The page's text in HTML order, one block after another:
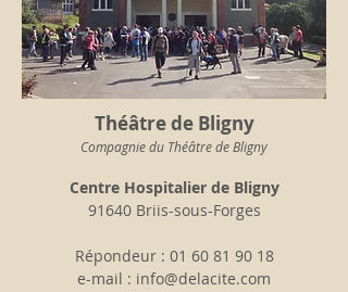
Théâtre de Bligny
Compagnie du Théâtre de Bligny
Centre Hospitalier de Bligny
91640 Briis-sous-Forges
Répondeur : 01 60 81 90 18
e-mail : info@delacite.com